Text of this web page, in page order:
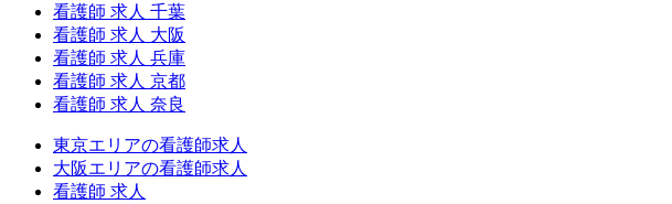
看護師 求人 千葉
看護師 求人 大阪
看護師 求人 兵庫
看護師 求人 京都
看護師 求人 奈良
東京エリアの看護師求人
大阪エリアの看護師求人
看護師 求人